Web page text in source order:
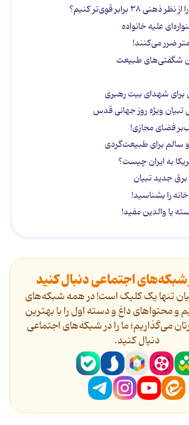
۳۸ برابر قوی‌تر کنیم؟
ضرر می‌کنند!
شگفتی‌های طبیعت
برای شهدای بیت رهبری
ویژه روز جهانی قدس
فضای مجازی!
به ایران چیست؟
برق جدید تبیان
را بشناسید!
یا والدین مفید!
شبکه‌های اجتماعی دنبال کنید
تنها یک کلیک است! در همه شبکه‌های
و محتواهای داغ و دسته اول را با بهترین
می‌گذاریم؛ ما را در شبکه‌های اجتماعی
دنیال کنید.